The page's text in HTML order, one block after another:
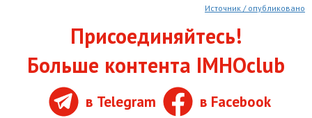
Источник / опубликовано
Присоединяйтесь!
Больше контента IMHOclub
в Telegram в Facebook